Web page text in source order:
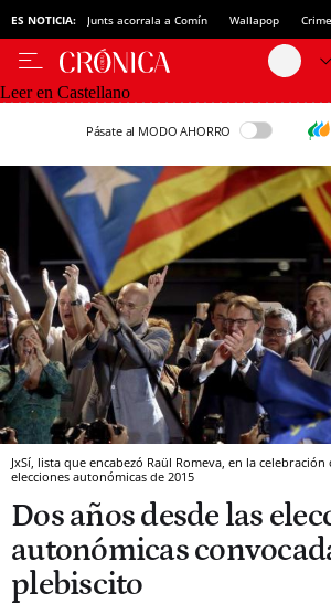
ES NOTICIA: Junts acorrala a Comín Wallapop
Leer en Castellano
Pásate al MODO AHORRO
JxSí, lista que encabezó Raül Romeva, en la
elecciones autonómicas de 2015
Dos años desde las
autonómicas
plebiscito